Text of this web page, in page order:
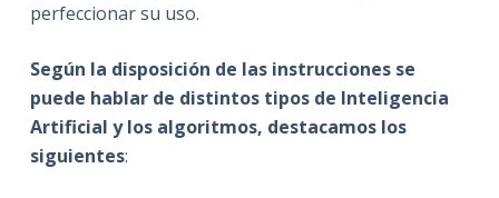
perfeccionar su uso.
Según la disposición de las instrucciones se
puede hablar de distintos tipos de Inteligencia
Artificial y los algoritmos, destacamos los
siguientes: